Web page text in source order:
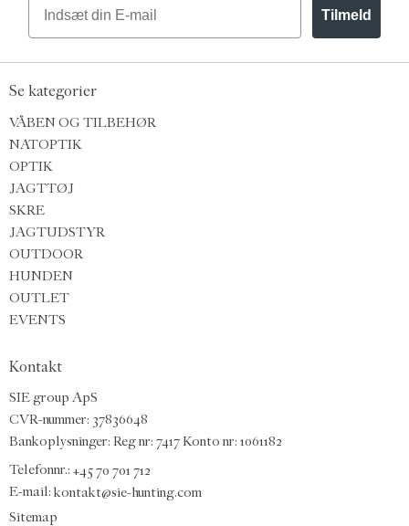
Tilmeld
Se kategorier
VÅBEN OG TILBEHØR
NATOPTIK
OPTIK
JAGTTØJ
SKRE
JAGTUDSTYR
OUTDOOR
HUNDEN
OUTLET
EVENTS
Kontakt
SIE group ApS
CVR-nummer: 37836648
Bankoplysninger: Reg nr: 7417 Konto nr: 1061182
Telefonnr.: +45 70 701 712
E-mail: kontakt@sie-hunting.com
Sitemap